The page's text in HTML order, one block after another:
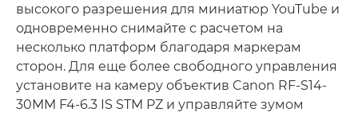
высокого разрешения для миниатюр YouTube и
одновременно снимайте с расчетом на
несколько платформ благодаря маркерам
сторон. Для еще более свободного управления
установите на камеру объектив Canon RF-S14-
30MM F4-6.3 IS STM PZ и управляйте зумом